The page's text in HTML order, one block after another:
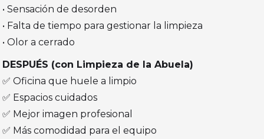
• Sensación de desorden
• Falta de tiempo para gestionar la limpieza
• Olor a cerrado
DESPUÉS (con Limpieza de la Abuela)
✅ Oficina que huele a limpio
✅ Espacios cuidados
✅ Mejor imagen profesional
✅ Más comodidad para el equipo